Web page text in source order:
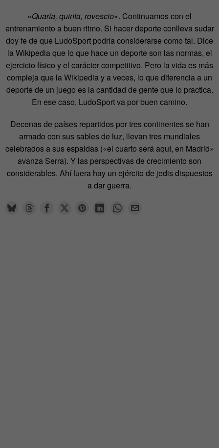
«Quarta, quinta, rovescio». Continuamos con el
entrenamiento a buen ritmo. Si hacer deporte conlleva sudar
doy fe de que LudoSport podría considerarse como tal. Dice
la Wikipedia que lo que hace un deporte son las normas, el
ejercicio físico y el carácter competitivo. Pero la vida es más
compleja que la Wikipedia y a veces, lo que diferencia a un
deporte de un juego es la cantidad de gente que lo practica.
En ese caso, LudoSport va por buen camino.
Decenas de países repartidos por tres continentes se han
armado con sus sables de luz, llevan tres mundiales
celebrados a sus espaldas («el cuarto será aquí, en Madrid»
avanza Serra). Y las perspectivas de crecimiento son
considerables. Ahí fuera hay un ejército de jedis dispuestos
a dar guerra.